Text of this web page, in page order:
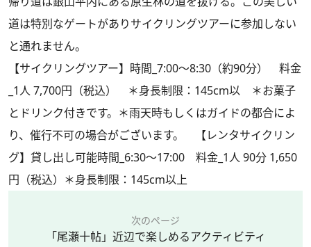
道は特別なゲートがありサイクリングツアーに参加しない
と通れません。
【サイクリングツアー】時間_7:00〜8:30（約90分） 料金
_1人 7,700円（税込） ＊身長制限：145cm以 ＊お菓子
とドリンク付きです。＊雨天時もしくはガイドの都合によ
り、催行不可の場合がございます。 【レンタサイクリン
グ】貸し出し可能時間_6:30〜17:00 料金_1人 90分 1,650
円（税込）＊身長制限：145cm以上
次のページ
「尾瀬十帖」近辺で楽しめるアクティビティ